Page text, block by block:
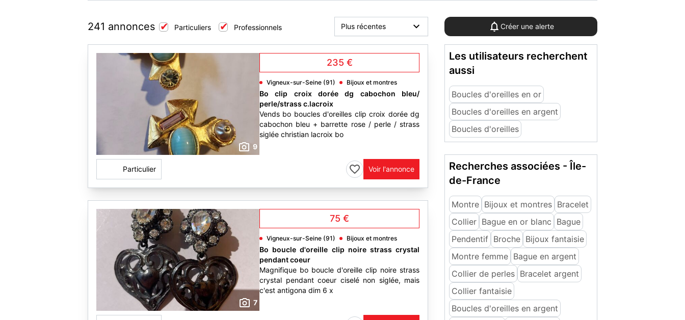
241 annonces Particuliers Professionnels Créer une alerte
9
235 €
Vigneux-sur-Seine (91) Bijoux et montres
Bo clip croix dorée dg cabochon bleu/
perle/strass c.lacroix
Vends bo boucles d'oreilles clip croix dorée dg
cabochon bleu + barrette rose / perle / strass
siglée christian lacroix bo
Particulier Voir l'annonce
7
75 €
Vigneux-sur-Seine (91) Bijoux et montres
Bo boucle d'oreille clip noire strass crystal
pendant coeur
Magnifique bo boucle d'oreille clip noire strass
crystal pendant coeur ciselé non siglée, mais
c'est antigona dim 6 x
Les utilisateurs recherchent
aussi
Boucles d'oreilles en or
Boucles d'oreilles en argent
Boucles d'oreilles
Recherches associées - Île-
de-France
Montre Bijoux et montres Bracelet
Collier Bague en or blanc Bague
Pendentif Broche Bijoux fantaisie
Montre femme Bague en argent
Collier de perles Bracelet argent
Collier fantaisie
Boucles d'oreilles en argent